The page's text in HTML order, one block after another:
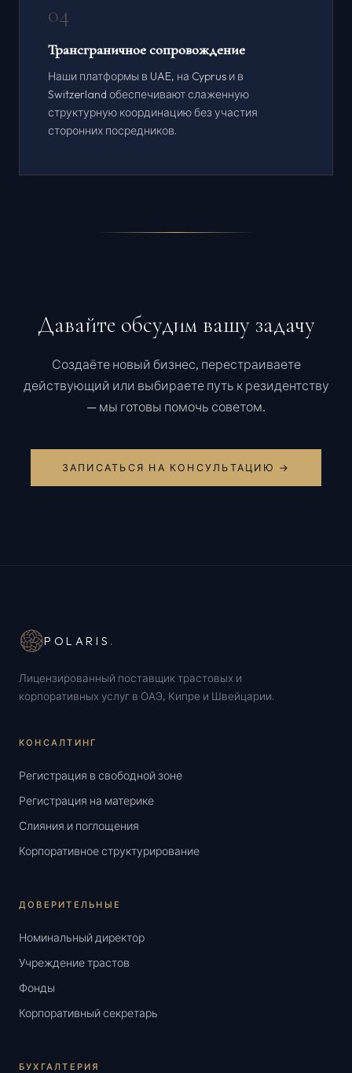
04
Трансграничное сопровождение
Наши платформы в UAE, на Cyprus и в
Switzerland обеспечивают слаженную
структурную координацию без участия
сторонних посредников.
Давайте обсудим вашу задачу
Создаёте новый бизнес, перестраиваете
действующий или выбираете путь к резидентству
— мы готовы помочь советом.
ЗАПИСАТЬСЯ НА КОНСУЛЬТАЦИЮ →
POLARIS .
Лицензированный поставщик трастовых и
корпоративных услуг в ОАЭ, Кипре и Швейцарии.
КОНСАЛТИНГ
Регистрация в свободной зоне
Регистрация на материке
Слияния и поглощения
Корпоративное структурирование
ДОВЕРИТЕЛЬНЫЕ
Номинальный директор
Учреждение трастов
Фонды
Корпоративный секретарь
БУХГАЛТЕРИЯ